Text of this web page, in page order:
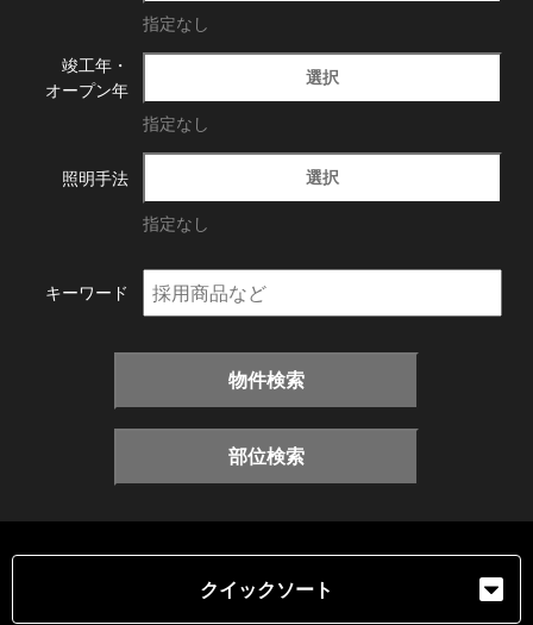
指定なし
竣工年・
オープン年
選択
指定なし
照明手法 選択
指定なし
キーワード
物件検索
部位検索
クイックソート